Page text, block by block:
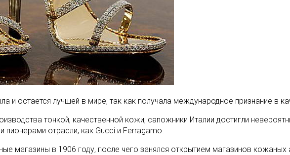
и остается лучшей в мире, так как получала международное признание в
тонкой, качественной кожи, сапожники Италии достигли
отрасли, как Gucci и Ferragamo.
магазины в 1906 году, после чего занялся открытием магазинов